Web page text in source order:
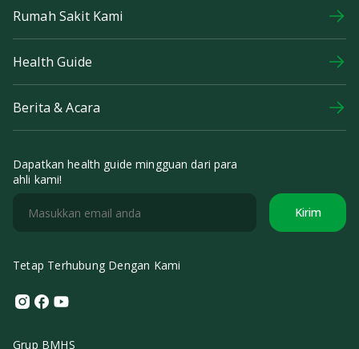
Rumah Sakit Kami
Health Guide
Berita & Acara
Dapatkan health guide mingguan dari para
ahli kami!
Kirim
Tetap Terhubung Dengan Kami
Instagram
Facebook
Youtube
Grup BMHS